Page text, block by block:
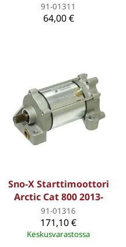
91-01311
64,00 €
Sno-X Starttimoottori
Arctic Cat 800 2013-
91-01316
171,10 €
Keskusvarastossa